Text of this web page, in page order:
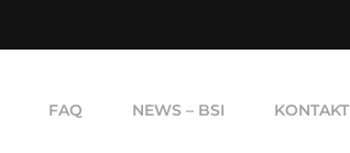
FAQ NEWS – BSI KONTAKT